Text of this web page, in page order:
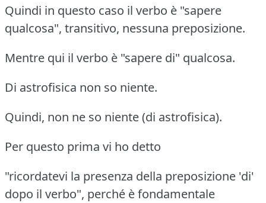
Quindi in questo caso il verbo è "sapere
qualcosa", transitivo, nessuna preposizione.
Mentre qui il verbo è "sapere di" qualcosa.
Di astrofisica non so niente.
Quindi, non ne so niente (di astrofisica).
Per questo prima vi ho detto
"ricordatevi la presenza della preposizione 'di'
dopo il verbo", perché è fondamentale